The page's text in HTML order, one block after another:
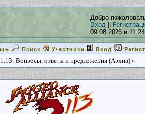
Добро
Вход
09.08.2026 в
Поиск Участники Вход
Вопросы, ответы и предложения (Архив) »